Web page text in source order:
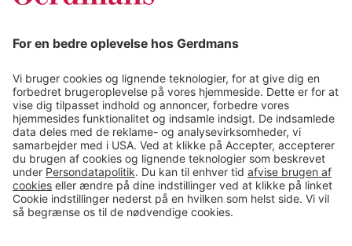
Tips & guides
Kontakt
salg@gerdmans.dk
49 18 07 07
Salgsafdeling åbningstider
08.00-16.00